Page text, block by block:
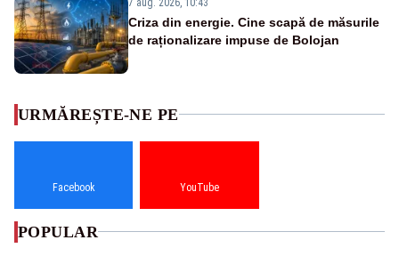
Criza din energie. Cine scapă de măsurile
de raționalizare impuse de Bolojan
URMĂREȘTE-NE PE
Facebook YouTube
POPULAR